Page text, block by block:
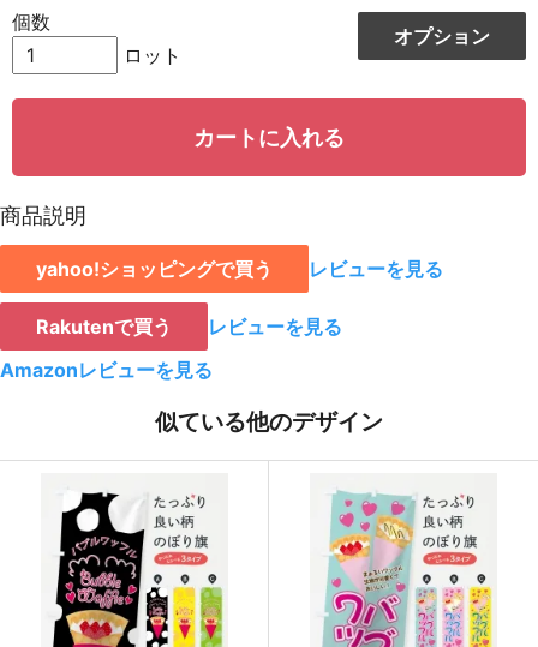
12324
13216
15 942 14130
939
18
19 928 15776
20 923
21 921
919
24 915 21960
25 913 22825
26 911 23686
27 909 24543
オプション
個数
ロット
カートに入れる
商品説明
yahoo!ショッピングで買う レビューを見る
Rakutenで買う
レビューを見る
Amazonレビューを見る
似ている他のデザイン